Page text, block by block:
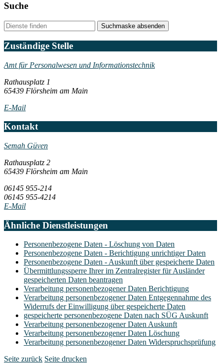
Suche
Suchmaske absenden
Zuständige Stelle
Amt für Personalwesen und Informationstechnik
Rathausplatz 1
65439 Flörsheim am Main
E-Mail
Kontakt
Semah Güven
Rathausplatz 2
65439 Flörsheim am Main
06145 955-214
06145 955-4214
E-Mail
Ähnliche Dienstleistungen
Personenbezogene Daten - Löschung von Daten
Personenbezogene Daten - Berichtigung unrichtiger Daten
Personenbezogene Daten - Auskunft über gespeicherte Daten
Übermittlungssperre Ihrer im Zentralregister für Ausländer
gespeicherten Daten beantragen
Verarbeitung personenbezogener Daten Berichtigung
Verarbeitung personenbezogener Daten Entgegennahme des
Widerrufs der Einwilligung über gespeicherte Daten
gespeicherte personenbezogene Daten nach SÜG Auskunft
Verarbeitung personenbezogener Daten Auskunft
Verarbeitung personenbezogener Daten Löschung
Verarbeitung personenbezogener Daten Widerspruchsprüfung
Seite zurück Seite drucken